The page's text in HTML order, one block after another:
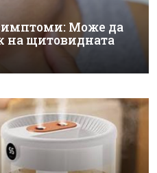
Може да
на щитовидната